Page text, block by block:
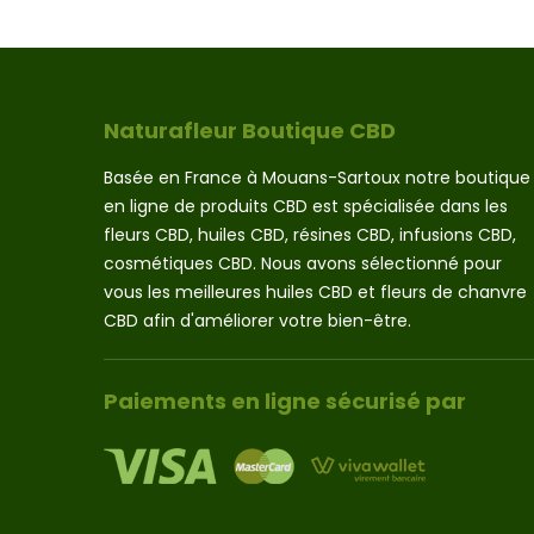
peuvent
choisies
sur
la
page
du
produit
Naturafleur Boutique CBD
Basée en France à Mouans-Sartoux notre boutique
en ligne de produits CBD est spécialisée dans les
fleurs CBD, huiles CBD, résines CBD, infusions CBD,
cosmétiques CBD. Nous avons sélectionné pour
vous les meilleures huiles CBD et fleurs de chanvre
CBD afin d'améliorer votre bien-être.
Paiements en ligne sécurisé par